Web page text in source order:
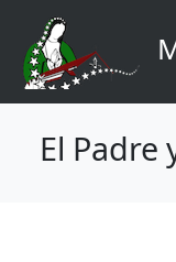
Pasar al contenido
Navegación
El Padre